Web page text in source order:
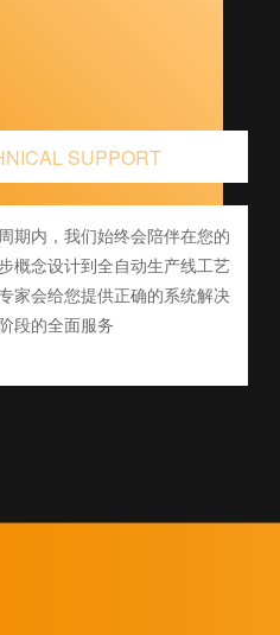
SUPPORT
期内，我们始终会陪伴在您的
概念设计到全自动生产线工艺
家会给您提供正确的系统解决
段的全面服务